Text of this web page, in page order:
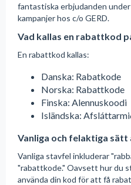
fantastiska erbjudanden
kampanjer hos c/o GERD.
Vad kallas en rabattkod
En rabattkod kallas:
Danska: Rabatkode
Norska: Rabattkode
Finska: Alennuskoodi
Isländska:
Vanliga och felaktiga
Vanliga stavfel inkluderar
"rabattkode." Oavsett hur du
använda din kod för att få